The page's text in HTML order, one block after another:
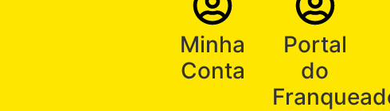
Minha
Conta
Portal
do